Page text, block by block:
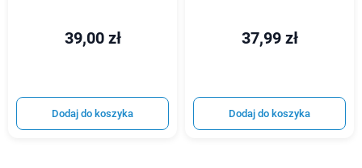
39,00 zł
Dodaj do koszyka
37,99 zł
Dodaj do koszyka